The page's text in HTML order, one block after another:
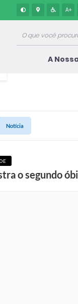
A+
A
Notícia
o segundo